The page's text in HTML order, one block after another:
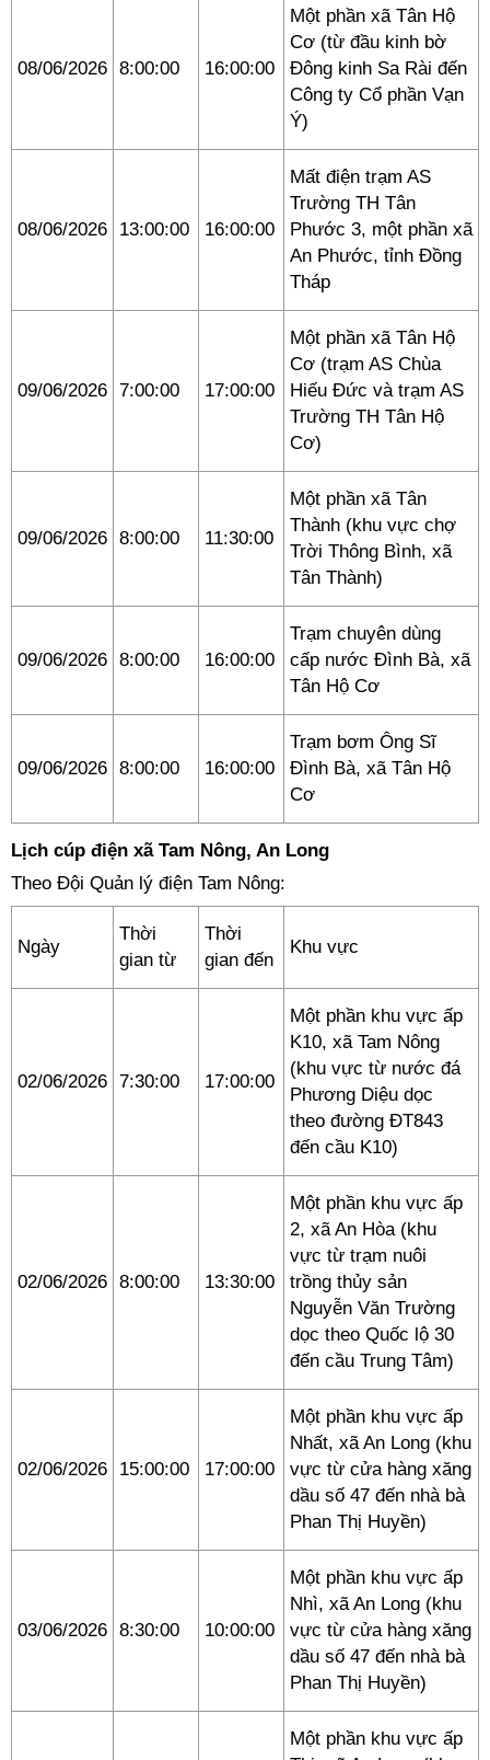
08/06/2026 8:00:00 16:00:00
Một phần xã Tân Hộ
Cơ (từ đầu kinh bờ
Đông kinh Sa Rài đến
Công ty Cổ phần Vạn
Ý)
08/06/2026 13:00:00 16:00:00
Mất điện trạm AS
Trường TH Tân
Phước 3, một phần xã
An Phước, tỉnh Đồng
Tháp
09/06/2026 7:00:00 17:00:00
Một phần xã Tân Hộ
Cơ (trạm AS Chùa
Hiếu Đức và trạm AS
Trường TH Tân Hộ
Cơ)
09/06/2026 8:00:00 11:30:00
Một phần xã Tân
Thành (khu vực chợ
Trời Thông Bình, xã
Tân Thành)
09/06/2026 8:00:00 16:00:00
Trạm chuyên dùng
cấp nước Đình Bà, xã
Tân Hộ Cơ
09/06/2026 8:00:00 16:00:00
Trạm bơm Ông Sĩ
Đình Bà, xã Tân Hộ
Cơ
Lịch cúp điện xã Tam Nông, An Long
Theo Đội Quản lý điện Tam Nông:
Ngày
Thời
gian từ
Thời
gian đến
Khu vực
02/06/2026 7:30:00 17:00:00
Một phần khu vực ấp
K10, xã Tam Nông
(khu vực từ nước đá
Phương Diệu dọc
theo đường ĐT843
đến cầu K10)
02/06/2026 8:00:00 13:30:00
Một phần khu vực ấp
2, xã An Hòa (khu
vực từ trạm nuôi
trồng thủy sản
Nguyễn Văn Trường
dọc theo Quốc lộ 30
đến cầu Trung Tâm)
02/06/2026 15:00:00 17:00:00
Một phần khu vực ấp
Nhất, xã An Long (khu
vực từ cửa hàng xăng
dầu số 47 đến nhà bà
Phan Thị Huyền)
03/06/2026 8:30:00 10:00:00
Một phần khu vực ấp
Nhì, xã An Long (khu
vực từ cửa hàng xăng
dầu số 47 đến nhà bà
Phan Thị Huyền)
Một phần khu vực ấp